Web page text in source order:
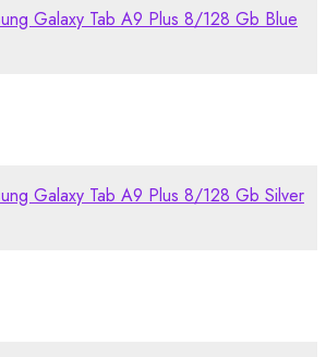
Galaxy Tab A9 Plus 8/128 Gb Blue
Galaxy Tab A9 Plus 8/128 Gb Silver